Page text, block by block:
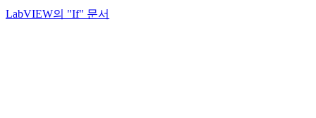
LabVIEW의 "If" 문서